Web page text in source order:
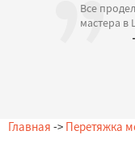
Все
мастера
Главная -> Перетяжка